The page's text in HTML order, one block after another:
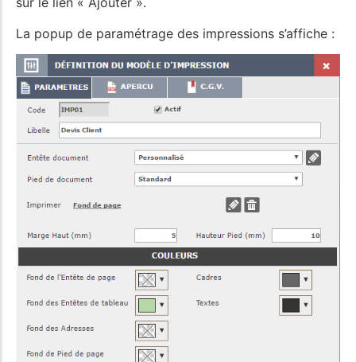
La popup de paramétrage des impressions s’affiche :